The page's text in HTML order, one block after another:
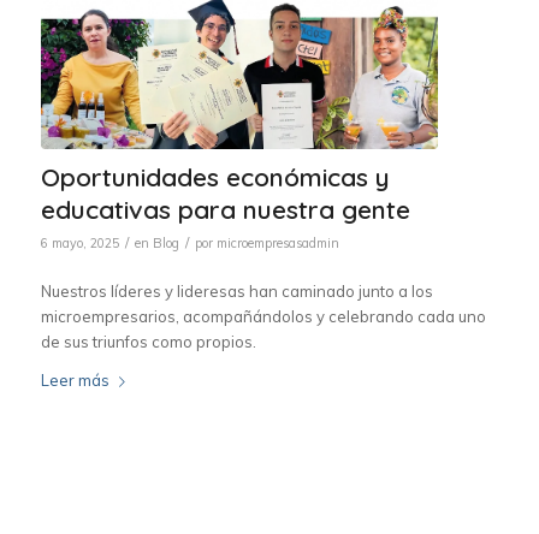
Oportunidades económicas y
educativas para nuestra gente
6 mayo, 2025 / en Blog / por microempresasadmin
Nuestros líderes y lideresas han caminado junto a los
microempresarios, acompañándolos y celebrando cada uno
de sus triunfos como propios.
Leer más